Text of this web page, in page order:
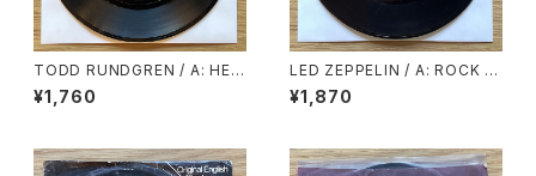
TODD RUNDGREN / A: HEL
LO IT’S ME / B: COLD MOR
NING LIGHT
¥1,760
LED ZEPPELIN / A: ROCK A
ND ROLL / B: FOUR STICK
S
¥1,870